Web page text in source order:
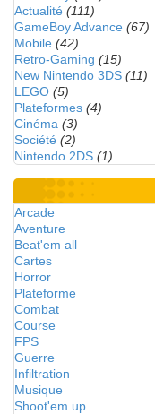
Actualité (111)
GameBoy Advance (67)
Mobile (42)
Retro-Gaming (15)
New Nintendo 3DS (11)
LEGO (5)
Plateformes (4)
Cinéma (3)
Société (2)
Nintendo 2DS (1)
Arcade
Aventure
Beat'em all
Cartes
Horror
Plateforme
Combat
Course
FPS
Guerre
Infiltration
Musique
Shoot'em up